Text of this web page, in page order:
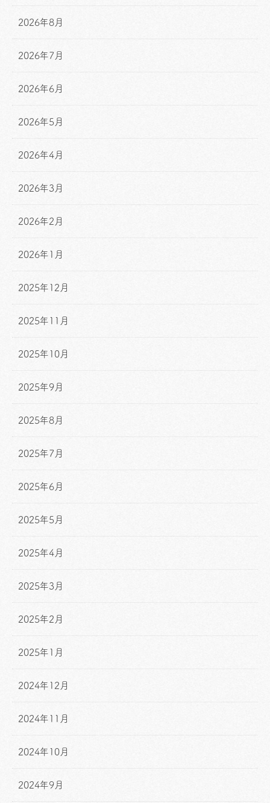
2026年8月
2026年7月
2026年6月
2026年5月
2026年4月
2026年3月
2026年2月
2026年1月
2025年12月
2025年11月
2025年10月
2025年9月
2025年8月
2025年7月
2025年6月
2025年5月
2025年4月
2025年3月
2025年2月
2025年1月
2024年12月
2024年11月
2024年10月
2024年9月